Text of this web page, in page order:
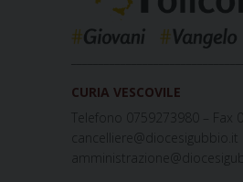
CURIA VESCOVILE
Telefono 0759273980 – Fax
cancelliere@diocesigubbio.it